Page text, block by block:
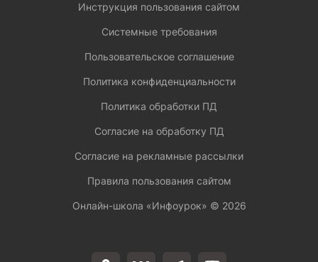
Инструкция пользования сайтом
Системные требования
Пользовательское соглашение
Политика конфиденциальности
Политика обработки ПД
Согласие на обработку ПД
Согласие на рекламные рассылки
Правила пользования сайтом
Онлайн-школа «Инфоурок» © 2026